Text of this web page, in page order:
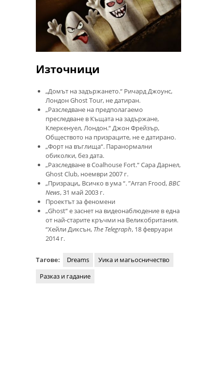
Източници
„Домът на задържането.“ Ричард Джоунс,
Лондон Ghost Tour, не датиран.
„Разследване на предполагаемо
преследване в Къщата на задържане,
Клеркенуел, Лондон.“ Джон Фрейзър,
Обществото на призраците, не е датирано.
„Форт на въглища“. Паранормални
обиколки, без дата.
„Разследване в Coalhouse Fort.“ Сара Дарнел,
Ghost Club, ноември 2007 г.
„Призраци„ Всичко в ума “. ”Arran Frood,BBC
News, 31 май 2003 г.
Проектът за феномени
„Ghost“ е заснет на видеонаблюдение в една
от най-старите кръчми на Великобритания.
“Хейли Диксън, The Telegraph, 18 февруари
2014 г.
Тагове: Dreams
Уика и магьосничество
Разказ и гадание